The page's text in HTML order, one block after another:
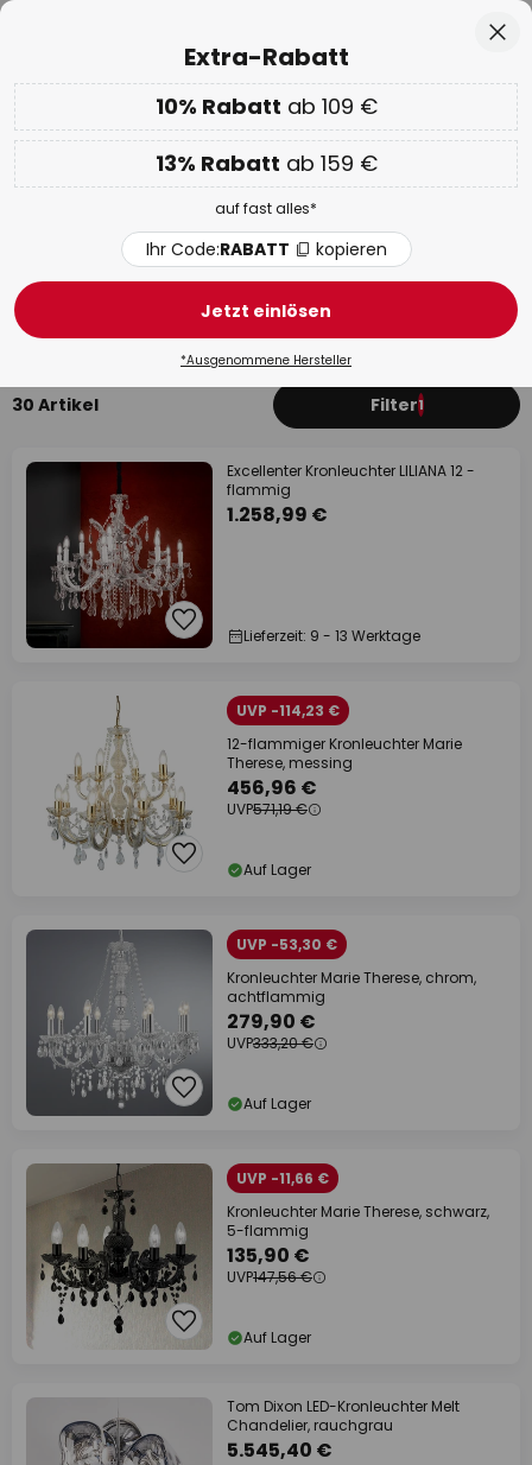
Nur
01D 16H 02M 13S
EXTRA 10% ab 109 € & 13% ab 159 €auf fast alles
Code:RABATT kopieren
WOW Week:Bis zu -70%
Kronleuchter Kunststoff
Messing / Gold Klassisch / Antik
30 Artikel Filter1
Excellenter Kronleuchter LILIANA 12 -
flammig
1.258,99 €
Lieferzeit: 9 - 13 Werktage
UVP -114,23 €
12-flammiger Kronleuchter Marie
Therese, messing
456,96 €
UVP571,19 €
Auf Lager
UVP -53,30 €
Kronleuchter Marie Therese, chrom,
achtflammig
279,90 €
UVP333,20 €
Auf Lager
UVP -11,66 €
Kronleuchter Marie Therese, schwarz,
5-flammig
135,90 €
UVP147,56 €
Auf Lager
Tom Dixon LED-Kronleuchter Melt
Chandelier, rauchgrau
5.545,40 €
Extra-Rabatt
10% Rabatt ab 109 €
13% Rabatt ab 159 €
auf fast alles*
Ihr Code:RABATT kopieren
Jetzt einlösen
*Ausgenommene Hersteller